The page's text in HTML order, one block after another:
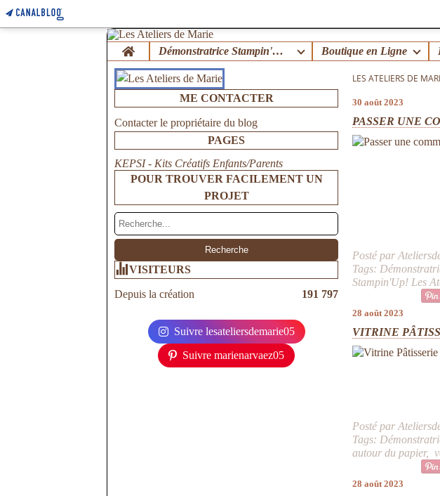
Home Démonstratrice Stampin'Up ! Boutique en Ligne
ME CONTACTER
Contacter le propriétaire du blog
PAGES
KEPSI - Kits Créatifs Enfants/Parents
POUR TROUVER FACILEMENT UN
PROJET
VISITEURS
Depuis la création 191 797
Suivre lesateliersdemarie05
Suivre marienarvaez05
LES ATELIERS DE
30 août 2023
PASSER UNE
Posté par
Tags:
Stampin'Up! Les
28 août 2023
VITRINE
Posté par
Tags:
autour du papier,
28 août 2023